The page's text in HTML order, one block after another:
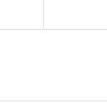
円、下写真）
11：00～22：